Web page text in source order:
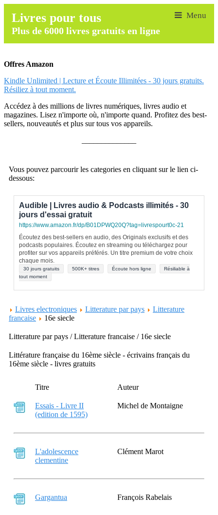
Livres pour tous
Plus de 6000 livres gratuits en ligne
Offres Amazon
Kindle Unlimited | Lecture et Écoute Illimitées - 30 jours gratuits.
Résiliez à tout moment.
Accédez à des millions de livres numériques, livres audio et
magazines. Lisez n'importe où, n'importe quand. Profitez des best-
sellers, nouveautés et plus sur tous vos appareils.
Vous pouvez parcourir les categories en cliquant sur le lien ci-
dessous:
Audible | Livres audio & Podcasts illimités - 30
jours d'essai gratuit
https://www.amazon.fr/dp/B01DPWQ20Q?tag=livrespourt0c-21
Écoutez des best-sellers en audio, des Originals exclusifs et des
podcasts populaires. Écoutez en streaming ou téléchargez pour
profiter sur vos appareils préférés. Un titre premium de votre choix
chaque mois.
30 jours gratuits 500K+ titres Écoute hors ligne
Résiliable à
tout moment
Livres electroniques Litterature par pays
Litterature
francaise
16e siecle
Litterature par pays / Litterature francaise / 16e siecle
Littérature française du 16ème siècle - écrivains français du
16ème siècle - livres gratuits
Titre Auteur
Essais - Livre II
(edition de 1595)
Michel de Montaigne
L'adolescence
clementine
Clément Marot
Gargantua François Rabelais